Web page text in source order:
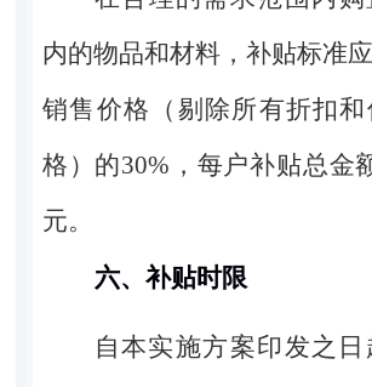
内的物品和材料，补贴标准
销售价格（剔除所有折扣
格）的30% ，每户补贴总金
元。
六、补贴时限
自本实施方案印发之日